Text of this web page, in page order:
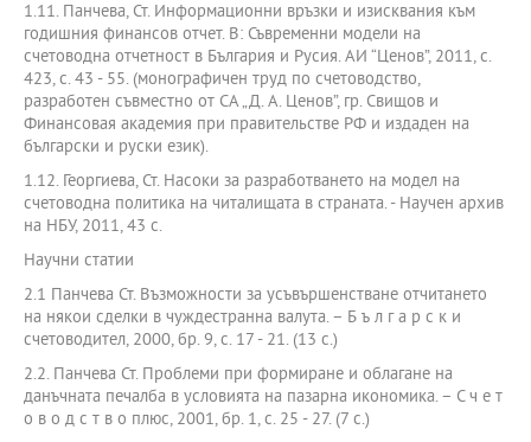
1.11. Панчева, Ст. Информационни връзки и изисквания към
годишния финансов отчет. В: Съвременни модели на
счетоводна отчетност в България и Русия. АИ “Ценов”, 2011, с.
423, с. 43 - 55. (монографичен труд по счетоводство,
разработен съвместно от СА „Д. А. Ценов”, гр. Свищов и
Финансовая академия при правительстве РФ и издаден на
български и руски език).
1.12. Георгиева, Ст. Насоки за разработването на модел на
счетоводна политика на читалищата в страната. - Научен архив
на НБУ, 2011, 43 с.
Научни статии
2.1 Панчева Ст. Възможности за усъвършенстване отчитането
на някои сделки в чуждестранна валута. – Б ъ л г а р с к и
счетоводител, 2000, бр. 9, с. 17 - 21. (13 с.)
2.2. Панчева Ст. Проблеми при формиране и облагане на
данъчната печалба в условията на пазарна икономика. – С ч е т
о в о д с т в о плюс, 2001, бр. 1, с. 25 - 27. (7 с.)